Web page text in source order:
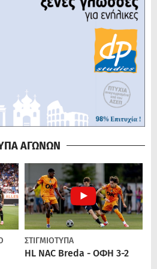
ΑΓΩΝΩΝ
ΣΤΙΓΜΙΟΤΥΠΑ
HL NAC Breda - ΟΦΗ 3-2